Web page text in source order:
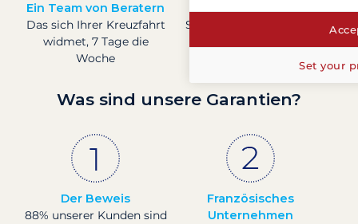
Ein Team von Beratern
Das sich Ihrer Kreuzfahrt
widmet, 7 Tage die
Woche
Sehen Sie die Preise für
Was sind unsere Garantien?
Der Beweis
88% unserer Kunden sind
Französisches
Unternehmen
Set your